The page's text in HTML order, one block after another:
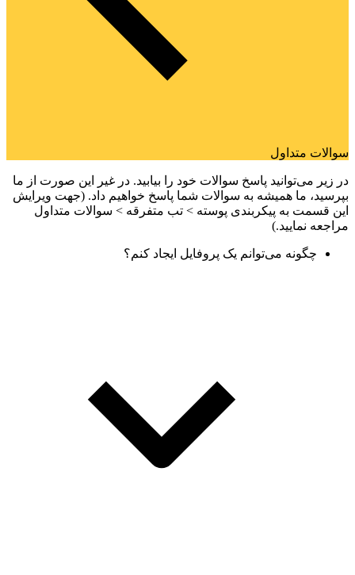
سوالات متداول
در زیر می‌توانید پاسخ سوالات خود را بیابید. در غیر این صورت از ما
بپرسید، ما همیشه به سوالات شما پاسخ خواهیم داد. (جهت ویرایش
این قسمت به پیکربندی پوسته > تب متفرقه > سوالات متداول
مراجعه نمایید.)
چگونه می‌توانم یک پروفایل ایجاد کنم؟